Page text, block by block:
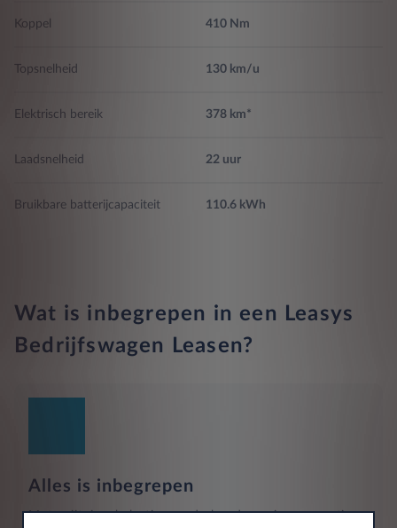
Apps controle
Telefoon integratie Apple CarPlay, Android Auto, 999 maanden
verbinding en Android draadloze verbinding
Koppel 410 Nm
Topsnelheid 130 km/u
Elektrisch bereik 378 km*
Laadsnelheid 22 uur
Bruikbare batterijcapaciteit 110.6 kWh
Wat is inbegrepen in een Leasys
Bedrijfswagen Leasen?
Alles is inbegrepen
Motorrijtuigenbelasting, onderhoud, service, reparaties